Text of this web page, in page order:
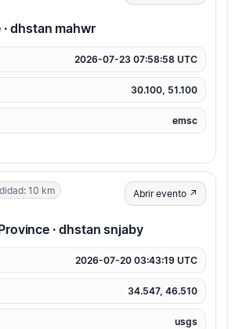
dhstan mahwr
2026-07-23 07:58:58 UTC
30.100, 51.100
emsc
10 km Abrir evento ↗
· dhstan snjaby
2026-07-20 03:43:19 UTC
34.547, 46.510
usgs